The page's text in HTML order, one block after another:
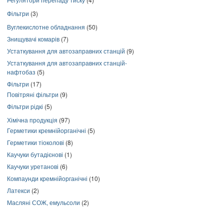
Фільтри (3)
Вуглекислотне обладнання (50)
Знищувачі комарів (7)
Устаткування для автозаправних станцій (9)
Устаткування для автозаправних станцій-
нафтобаз (5)
Фільтри (17)
Повітряні фільтри (9)
Фільтри рідкі (5)
Хімічна продукція (97)
Герметики кремнійорганічні (5)
Герметики тіоколові (8)
Каучуки бутадієнові (1)
Каучуки уретанові (6)
Компаунди кремнійорганічні (10)
Латекси (2)
Масляні СОЖ, емульсоли (2)